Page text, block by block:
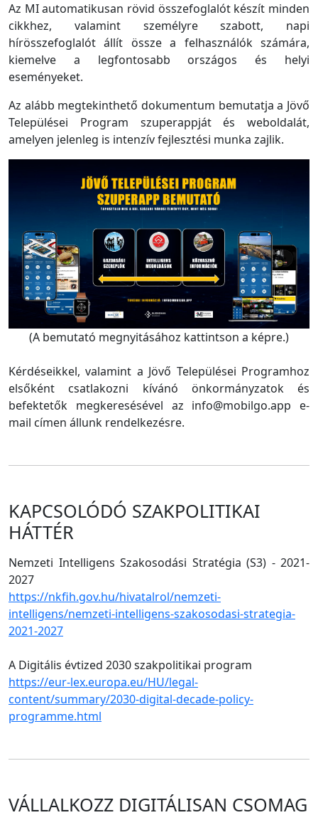
Az MI automatikusan rövid összefoglalót készít minden
cikkhez, valamint személyre szabott, napi
hírösszefoglalót állít össze a felhasználók számára,
kiemelve a legfontosabb országos és helyi
eseményeket.
Az alább megtekinthető dokumentum bemutatja a Jövő
Települései Program szuperappját és weboldalát,
amelyen jelenleg is intenzív fejlesztési munka zajlik.
(A bemutató megnyitásához kattintson a képre.)
Kérdéseikkel, valamint a Jövő Települései Programhoz
elsőként csatlakozni kívánó önkormányzatok és
befektetők megkeresésével az info@mobilgo.app e-
mail címen állunk rendelkezésre.
KAPCSOLÓDÓ SZAKPOLITIKAI
HÁTTÉR
Nemzeti Intelligens Szakosodási Stratégia (S3) - 2021-
2027
https://nkfih.gov.hu/hivatalrol/nemzeti-
intelligens/nemzeti-intelligens-szakosodasi-strategia-
2021-2027
A Digitális évtized 2030 szakpolitikai program
https://eur-lex.europa.eu/HU/legal-
content/summary/2030-digital-decade-policy-
programme.html
VÁLLALKOZZ DIGITÁLISAN CSOMAG